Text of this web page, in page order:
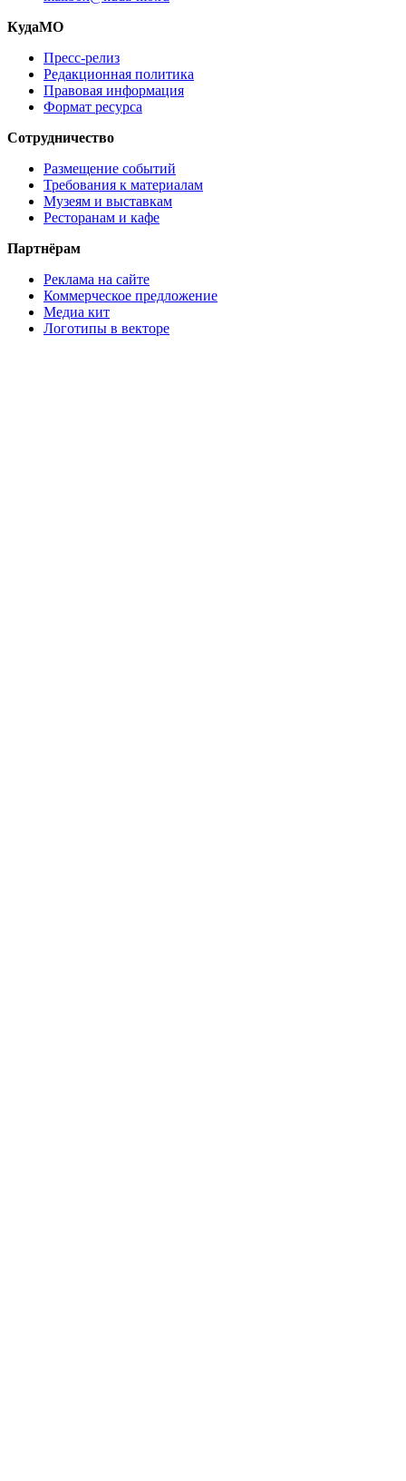
КудаМО
Пресс-релиз
Редакционная политика
Правовая информация
Формат ресурса
Сотрудничество
Размещение событий
Требования к материалам
Музеям и выставкам
Ресторанам и кафе
Партнёрам
Реклама на сайте
Коммерческое предложение
Медиа кит
Логотипы в векторе